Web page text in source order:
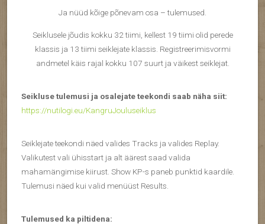
Ja nüüd kõige põnevam osa – tulemused.
Seiklusele jõudis kokku 32 tiimi, kellest 19 tiimi olid perede
klassis ja 13 tiimi seiklejate klassis. Registreerimisvormi
andmetel käis rajal kokku 107 suurt ja väikest seiklejat.
Seikluse tulemusi ja osalejate teekondi saab näha siit:
https://nutilogi.eu/KangruJouluseiklus
Seiklejate teekondi näed valides Tracks ja valides Replay.
Valikutest vali ühisstart ja alt äärest saad valida
mahamängimise kiirust. Show KP-s paneb punktid kaardile.
Tulemusi näed kui valid menüüst Results.
Tulemused ka piltidena: